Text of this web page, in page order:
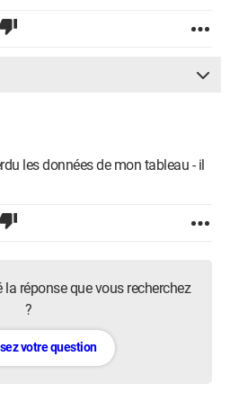
les données de mon tableau - il
la réponse que vous recherchez
?
votre question